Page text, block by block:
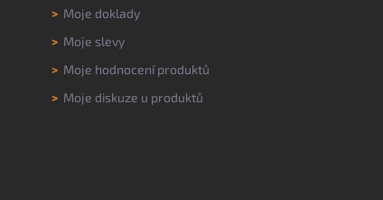
> Moje doklady
> Moje slevy
> Moje hodnocení produktů
> Moje diskuze u produktů